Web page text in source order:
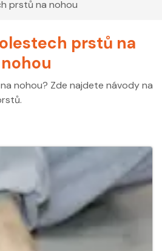
prstů na nohou
prstů na
nohou
nohou? Zde najdete návody na